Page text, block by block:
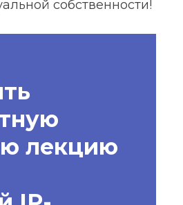
собственности!
лекцию